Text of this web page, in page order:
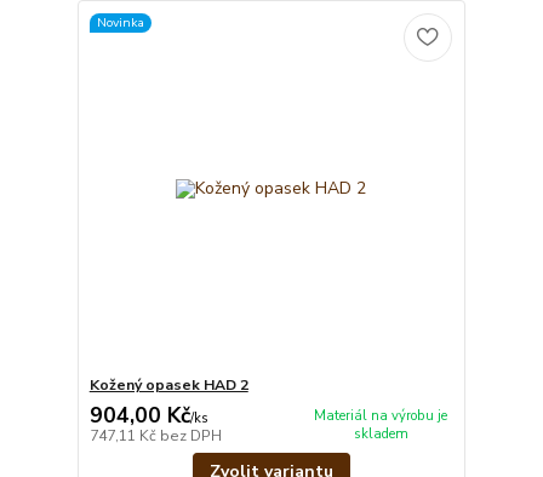
Novinka
Kožený opasek HAD 2
904,00 Kč/ks
747,11 Kč bez DPH
Materiál na výrobu je
skladem
Zvolit variantu